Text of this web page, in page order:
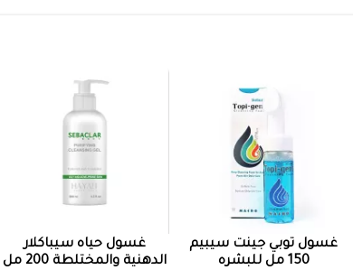
غسول توبي جينت سيبيم
150 مل للبشره
غسول حياه سيباكلار
الدهنية والمختلطة 200 مل